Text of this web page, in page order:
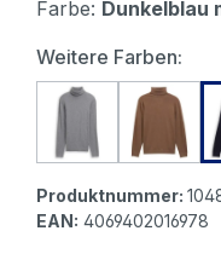
Farbe: Dunkelblau
Weitere Farben:
Tom TailorTom
Produktnummer:
EAN: 4069402016978